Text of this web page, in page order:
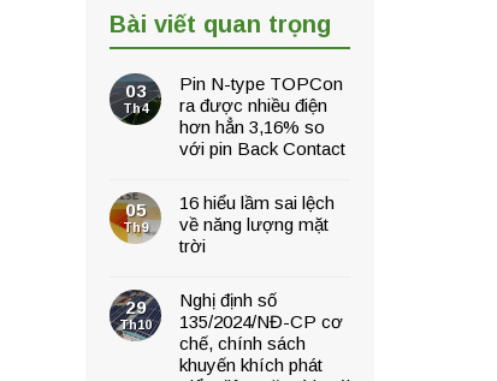
Bài viết quan trọng
03
Th4
Pin N-type TOPCon
ra được nhiều điện
hơn hẳn 3,16% so
với pin Back Contact
05
Th9
16 hiểu lầm sai lệch
về năng lượng mặt
trời
29
Th10
Nghị định số
135/2024/NĐ-CP cơ
chế, chính sách
khuyến khích phát